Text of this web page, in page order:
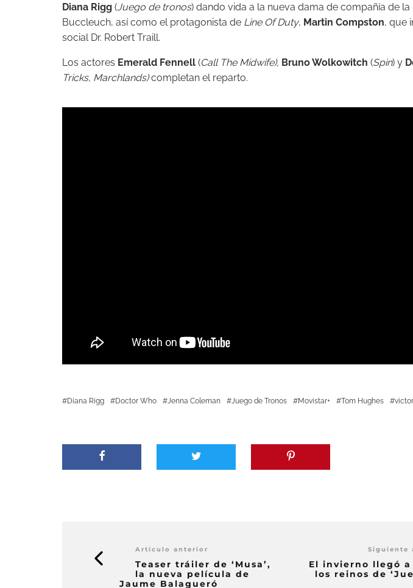
Diana Rigg (Juego de tronos) dando vida a la nueva dama de compañía de
Buccleuch, así como el protagonista de Line Of Duty, Martin Compston, que
social Dr. Robert Traill.
Los actores Emerald Fennell (Call The Midwife), Bruno Wolkowitch (Spin) y
Tricks, Marchlands)completan el reparto.
Diana Rigg Doctor Who Jenna Coleman Juego de Tronos Movistar+ Tom Hughes
Artículo anterior
Teaser tráiler de ‘Musa’,
la nueva película de
Jaume Balagueró
Siguiente
El invierno llegó a
los reinos de